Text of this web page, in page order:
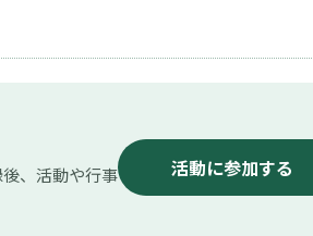
、活動や行事
活動に参加する